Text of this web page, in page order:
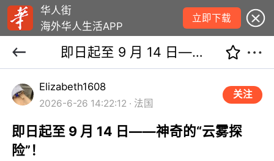
华人街
海外华人生活APP
立即下载
即日起至 9 月 14 日——神奇的“云雾探险”！
Elizabeth1608
2026-6-26 14:22:12 · 法国
关注
即日起至 9 月 14 日——神奇的“云雾探
险”！